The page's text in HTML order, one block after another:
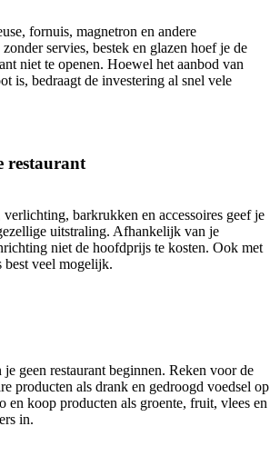
fornuis, magnetron en andere
servies, bestek en glazen hoef je de
niet te openen. Hoewel het aanbod van
is, bedraagt de investering al snel vele
restaurant
verlichting, barkrukken en accessoires geef je
uitstraling. Afhankelijk van je
niet de hoofdprijs te kosten. Ook met
best veel mogelijk.
geen restaurant beginnen. Reken voor de
producten als drank en gedroogd voedsel op
en koop producten als groente, fruit, vlees en
in.